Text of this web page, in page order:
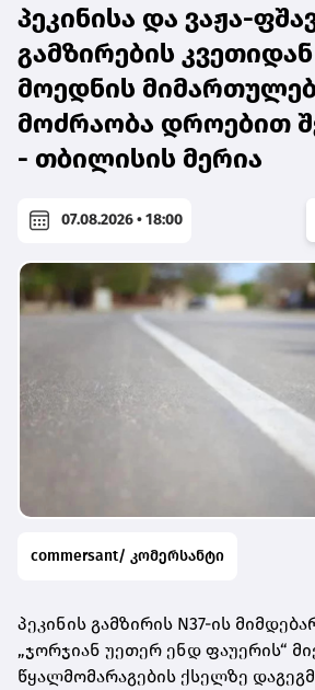
პეკინისა და ვაჟა-
გამზირების კვეთიდან
მოედნის
მოძრაობა დროებით
- თბილისის მერია
07.08.2026 • 18:00
commersant/ კომერსანტი
პეკინის გამზირის N37-ის
„ჯორჯიან უეთერ ენდ ფაუერის“
წყალმომარაგების ქსელზე